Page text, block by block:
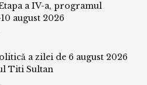
a IV-a, programul
august 2026
a zilei de 6 august 2026
Titi Sultan